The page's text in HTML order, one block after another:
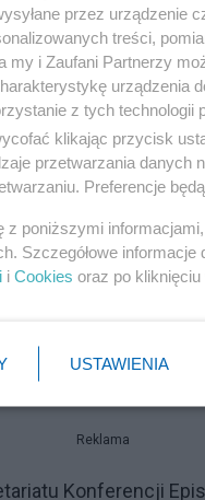
Reklama
Einsteina
mnie ucieszył
Względności po
Reklama
Konferencji
przez urządzenie
treści,
my i Zaufani Partnerzy
urządzenia
z tych technologii
klikając przycisk
przetwarzania danych
Preferencje
z poniższymi
Szczegółowe
i Cookies oraz po kliknięciu
USTAWIENIA